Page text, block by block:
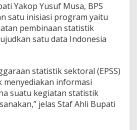
Yakop Yusuf Musa, BPS
satu inisiasi program yaitu
pembinaan statistik
satu data Indonesia
statistik sektoral (EPSS)
informasi
suatu kegiatan statistik
jelas Staf Ahli Bupati